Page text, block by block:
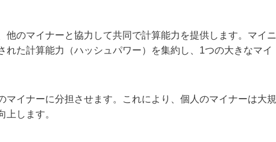
のマイナーと協力して共同で計算能力を提供します。マイニ
た計算能力（ハッシュパワー）を集約し、1つの大きなマイ
イナーに分担させます。これにより、個人のマイナーは大規
します。